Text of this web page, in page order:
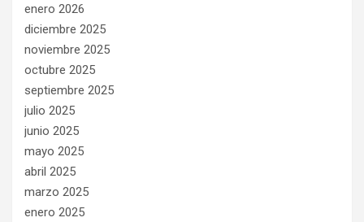
enero 2026
diciembre 2025
noviembre 2025
octubre 2025
septiembre 2025
julio 2025
junio 2025
mayo 2025
abril 2025
marzo 2025
enero 2025